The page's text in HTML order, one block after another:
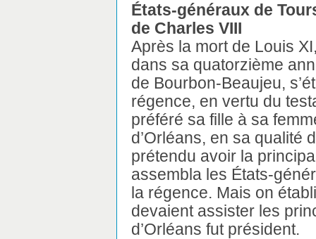
États-généraux de
de Charles VIII
Après la mort de Louis
dans sa quatorzième
de Bourbon-Beaujeu,
régence, en vertu du
préféré sa fille à sa
d’Orléans, en sa qualité
prétendu avoir la
assembla les États-
la régence. Mais on
devaient assister les
d’Orléans fut président.